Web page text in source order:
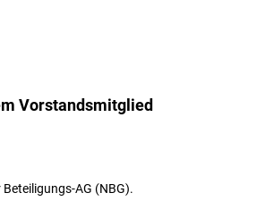
Vorstandsmitglied
AG (NBG).